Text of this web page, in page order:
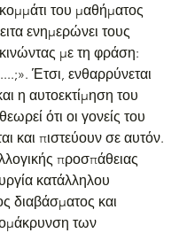
του μαθήματος
ενημερώνει τους
με τη φράση:
Έτσι, ενθαρρύνεται
η αυτοεκτίμηση του
ότι οι γονείς του
και πιστεύουν σε αυτόν.
προσπάθειας
κατάλληλου
διαβάσματος και
των